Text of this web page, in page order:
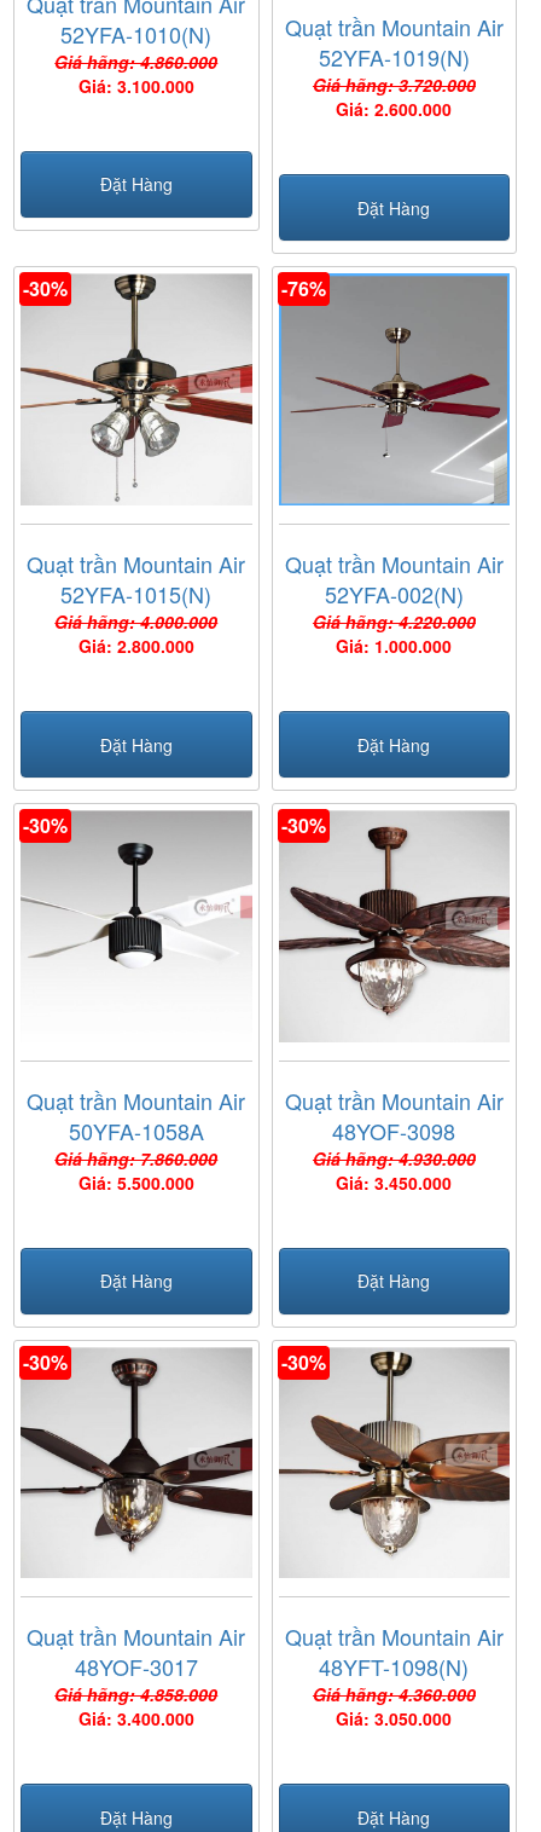
52YFA-1010(N)
Giá hãng: 4.860.000
Giá: 3.100.000
Đặt Hàng
Quạt trần Mountain Air
52YFA-1019(N)
Giá hãng: 3.720.000
Giá: 2.600.000
Đặt Hàng
-30%
Quạt trần Mountain Air
52YFA-1015(N)
Giá hãng: 4.000.000
Giá: 2.800.000
Đặt Hàng
-76%
Quạt trần Mountain Air
52YFA-002(N)
Giá hãng: 4.220.000
Giá: 1.000.000
Đặt Hàng
-30%
Quạt trần Mountain Air
50YFA-1058A
Giá hãng: 7.860.000
Giá: 5.500.000
Đặt Hàng
-30%
Quạt trần Mountain Air
48YOF-3098
Giá hãng: 4.930.000
Giá: 3.450.000
Đặt Hàng
-30%
Quạt trần Mountain Air
48YOF-3017
Giá hãng: 4.858.000
Giá: 3.400.000
Đặt Hàng
-30%
Quạt trần Mountain Air
48YFT-1098(N)
Giá hãng: 4.360.000
Giá: 3.050.000
Đặt Hàng